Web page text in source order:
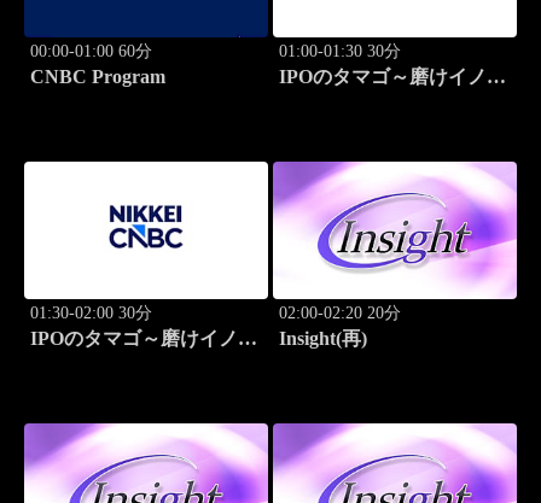
00:00-01:00 60分
CNBC Program
01:00-01:30 30分
IPOのタマゴ～磨けイノベ
01:30-02:00 30分
IPOのタマゴ～磨けイノベ
02:00-02:20 20分
Insight(再)